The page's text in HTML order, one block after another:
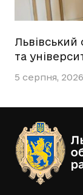
та
5 серпня, 2026